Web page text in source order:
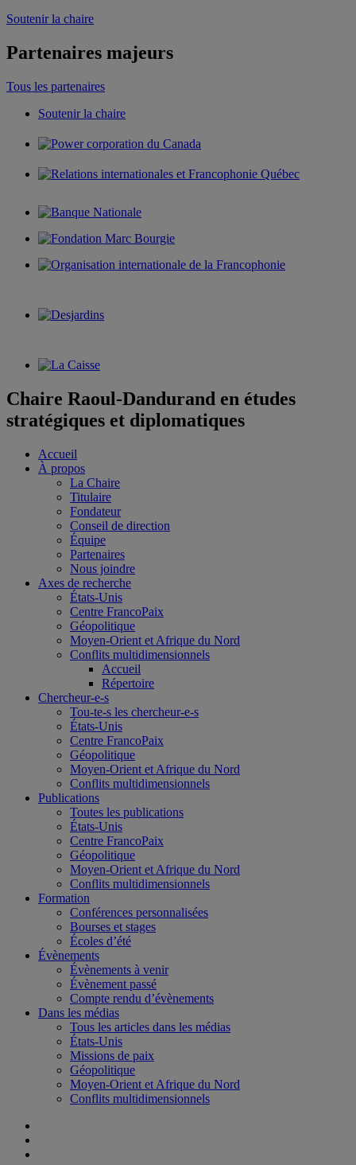
Soutenir la chaire
Partenaires majeurs
Tous les partenaires
Soutenir la chaire
Chaire Raoul-Dandurand en études
stratégiques et diplomatiques
Accueil
À propos
La Chaire
Titulaire
Fondateur
Conseil de direction
Équipe
Partenaires
Nous joindre
Axes de recherche
États-Unis
Centre FrancoPaix
Géopolitique
Moyen-Orient et Afrique du Nord
Conflits multidimensionnels
Accueil
Répertoire
Chercheur-e-s
Tou-te-s les chercheur-e-s
États-Unis
Centre FrancoPaix
Géopolitique
Moyen-Orient et Afrique du Nord
Conflits multidimensionnels
Publications
Toutes les publications
États-Unis
Centre FrancoPaix
Géopolitique
Moyen-Orient et Afrique du Nord
Conflits multidimensionnels
Formation
Conférences personnalisées
Bourses et stages
Écoles d’été
Évènements
Évènements à venir
Évènement passé
Compte rendu d’évènements
Dans les médias
Tous les articles dans les médias
États-Unis
Missions de paix
Géopolitique
Moyen-Orient et Afrique du Nord
Conflits multidimensionnels